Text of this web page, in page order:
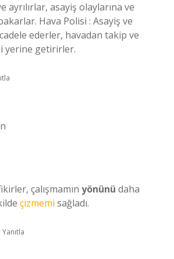
ayrılırlar, asayiş olaylarına ve
Hava Polisi : Asayiş ve
ederler, havadan takip ve
yerine getirirler.
çalışmamın yönünü daha
çizmemi sağladı.
Yanıtla